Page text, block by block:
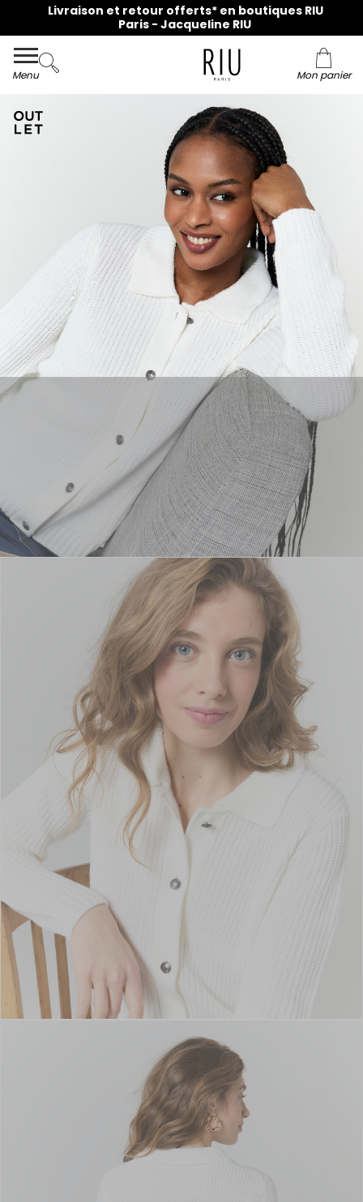
Livraison et retour offerts* en boutiques RIU
Paris - Jacqueline RIU
Menu Mon panier